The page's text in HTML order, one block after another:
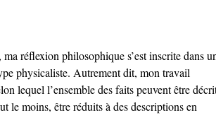
réflexion philosophique s’est inscrite dans
physicaliste. Autrement dit, mon travail
lequel l’ensemble des faits peuvent être
le moins, être réduits à des descriptions en